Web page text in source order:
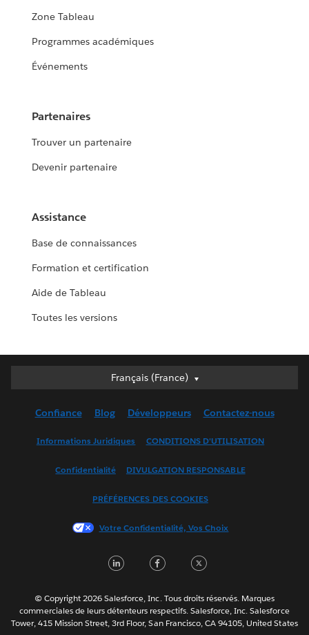
Zone Tableau
Programmes académiques
Événements
Partenaires
Trouver un partenaire
Devenir partenaire
Assistance
Base de connaissances
Formation et certification
Aide de Tableau
Toutes les versions
Français (France)
Français (France)
English (UK)
Français (Canada)
한국어
Português
ไทย
简体中文
Confiance Blog Développeurs Contactez-nous
Informations Juridiques CONDITIONS D'UTILISATION
Confidentialité DIVULGATION RESPONSABLE
PRÉFÉRENCES DES COOKIES
Votre Confidentialité, Vos Choix
LinkedInFacebook
© Copyright 2026 Salesforce, Inc. Tous droits réservés. Marques
commerciales de leurs détenteurs respectifs. Salesforce, Inc. Salesforce
Tower, 415 Mission Street, 3rd Floor, San Francisco, CA 94105, United States